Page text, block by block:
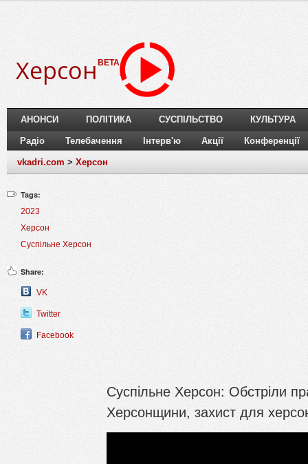
Херсон BETA
АНОНСИ ПОЛІТИКА СУСПІЛЬСТВО КУЛЬТУРА
Радіо Телебачення Інтерв'ю Акції Конференції
vkadri.com > Херсон
Tags:
2023
Херсон
Суспільне Херсон
Share:
VK
Twitter
Facebook
Суспільне Херсон: Обстріли
Херсонщини, захист для